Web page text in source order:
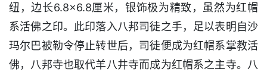
纽，边长6.8×6.8厘米，银饰极为精致，虽然为红帽
系活佛之印。此印落入八邦司徒之手，足以表明自沙
玛尔巴被勒令停止转世后，司徒便成为红帽系掌教活
佛，八邦寺也取代羊八井寺而成为红帽系之主寺。八